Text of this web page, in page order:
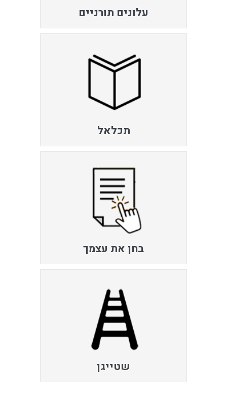
עלונים תורניים
תכלאל
בחן את עצמך
שטייגן